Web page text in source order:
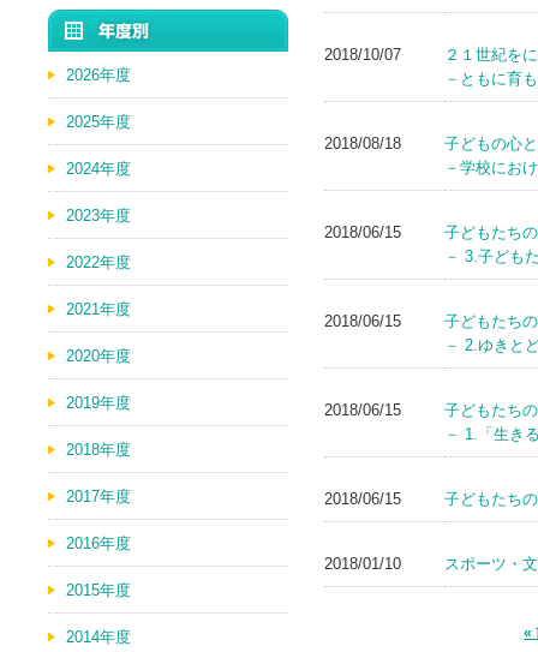
2018/10/07
２１世紀を
－ともに育
2018/08/18
子どもの心
－学校にお
2018/06/15
子どもたち
－ 3.子ども
2018/06/15
子どもたち
－ 2.ゆきと
2018/06/15
子どもたち
－ 1.「生き
2018/06/15 子どもたち
2018/01/10 スポーツ・
«
2026年度
2025年度
2024年度
2023年度
2022年度
2021年度
2020年度
2019年度
2018年度
2017年度
2016年度
2015年度
2014年度